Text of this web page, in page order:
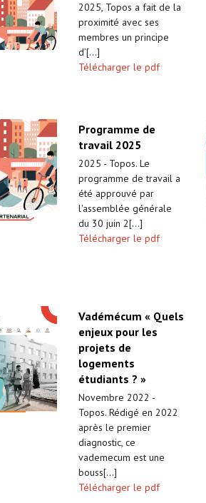
2025, Topos a fait de la
proximité avec ses
membres un principe
d’[...]
Télécharger le pdf
Programme de
travail 2025
2025 - Topos. Le
programme de travail a
été approuvé par
l'assemblée générale
du 30 juin 2[...]
Télécharger le pdf
Vadémécum « Quels
enjeux pour les
projets de
logements
étudiants ? »
Novembre 2022 -
Topos. Rédigé en 2022
après le premier
diagnostic, ce
vademecum est une
bouss[...]
Télécharger le pdf